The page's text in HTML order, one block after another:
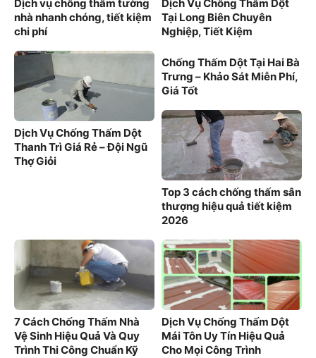
Dịch vụ chống thấm tường
nhà nhanh chóng, tiết kiệm
chi phí
Dịch Vụ Chống Thấm Dột
Tại Long Biên Chuyên
Nghiệp, Tiết Kiệm
Dịch Vụ Chống Thấm Dột
Thanh Trì Giá Rẻ – Đội Ngũ
Thợ Giỏi
Chống Thấm Dột Tại Hai Bà
Trưng – Khảo Sát Miễn Phí,
Giá Tốt
Top 3 cách chống thấm sân
thượng hiệu quả tiết kiệm
2026
7 Cách Chống Thấm Nhà
Vệ Sinh Hiệu Quả Và Quy
Trình Thi Công Chuẩn Kỹ
Dịch Vụ Chống Thấm Dột
Mái Tôn Uy Tín Hiệu Quả
Cho Mọi Công Trình